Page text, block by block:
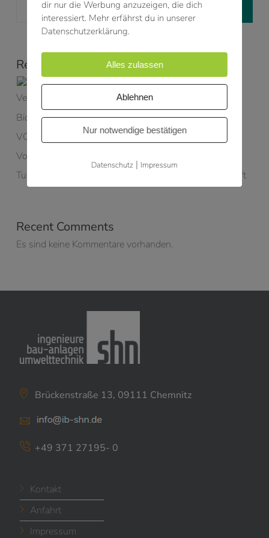
Recent Posts
35 Jahre SHN – 35 Jahre Ingenieurkompetenz,
Vertrauen und Teamgeist
Bioenergie kann mehr
VOXCLEAN – Hightech trifft Nachhaltigkeit
Volle Power – im Büro und auf der Strecke!
Tubis Gruppe – gemeinsam Richtung Kreislaufwirtschaft
Recent Comments
Es sind keine Kommentare vorhanden.
Brückenstraße 13, 09111 Chemnitz
+49 371 27195- 0
Kontakt
Anfahrt
Impressum
dir nur die Werbung anzuzeigen, die dich
interessiert. Mehr erfährst du in unserer
Datenschutzerklärung.
Alles zulassen
Ablehnen
Nur notwendige bestätigen
Datenschutz| Impressum